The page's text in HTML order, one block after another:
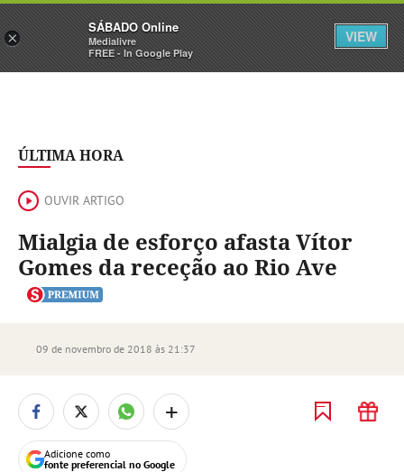
Sábado Assine Iniciar Sessão
ÚLTIMA HORA
OUVIR ARTIGO
Mialgia de esforço afasta Vítor
Gomes da receção ao Rio Ave
09 de novembro de 2018 às 21:37
+
Adicione como
fonte preferencial no Google
×
SÁBADO Online
Medialivre
FREE - In Google Play
VIEW